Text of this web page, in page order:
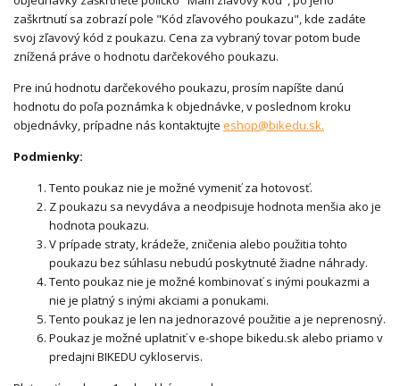
zaškrtnutí sa zobrazí pole "Kód zľavového poukazu", kde zadáte
svoj zľavový kód z poukazu. Cena za vybraný tovar potom bude
znížená práve o hodnotu darčekového poukazu.
Pre inú hodnotu darčekového poukazu, prosím napíšte danú
hodnotu do poľa poznámka k objednávke, v poslednom kroku
objednávky, prípadne nás kontaktujte eshop@bikedu.sk.
Podmienky:
Tento poukaz nie je možné vymeniť za hotovosť.
Z poukazu sa nevydáva a neodpisuje hodnota menšia ako je
hodnota poukazu.
V prípade straty, krádeže, zničenia alebo použitia tohto
poukazu bez súhlasu nebudú poskytnuté žiadne náhrady.
Tento poukaz nie je možné kombinovať s inými poukazmi a
nie je platný s inými akciami a ponukami.
Tento poukaz je len na jednorazové použitie a je neprenosný.
Poukaz je možné uplatniť v e-shope bikedu.sk alebo priamo v
predajni BIKEDU cykloservis.